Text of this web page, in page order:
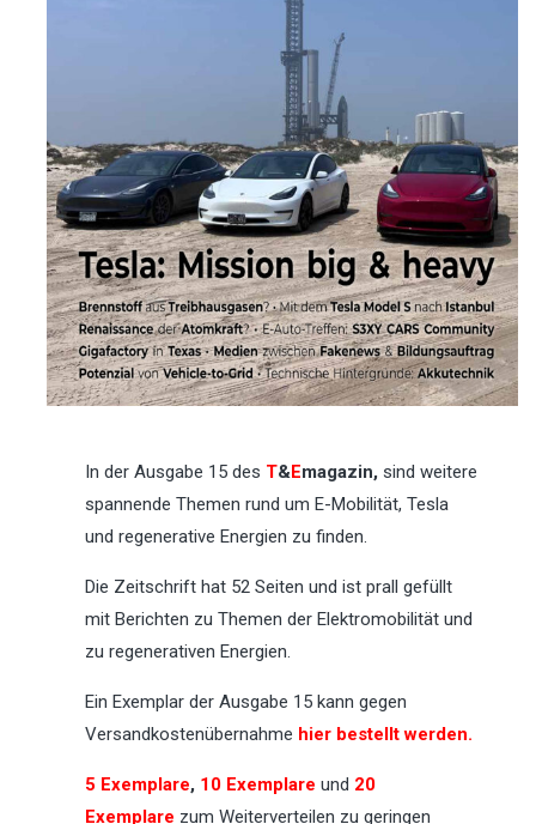
In der Ausgabe 15 des T&Emagazin, sind weitere
spannende Themen rund um E-Mobilität, Tesla
und regenerative Energien zu finden.
Die Zeitschrift hat 52 Seiten und ist prall gefüllt
mit Berichten zu Themen der Elektromobilität und
zu regenerativen Energien.
Ein Exemplar der Ausgabe 15 kann gegen
Versandkostenübernahme hier bestellt werden.
5 Exemplare, 10 Exemplare und 20
Exemplare zum Weiterverteilen zu geringen